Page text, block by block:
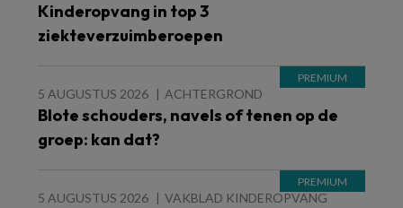
Kinderopvang in top 3
ziekteverzuimberoepen
5 AUGUSTUS 2026 ACHTERGROND
Blote schouders, navels of tenen op de
groep: kan dat?
5 AUGUSTUS 2026 VAKBLAD KINDEROPVANG